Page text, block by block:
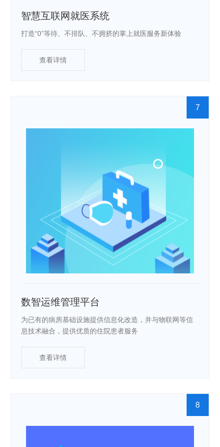
智慧互联网就医系统
打造“0”等待、不排队、不拥挤的掌上就医服务新体验
查看详情
7
数智运维管理平台
为已有的病房基础设施提供信息化改造，并与物联网等信
息技术融合，提供优质的住院患者服务
查看详情
8